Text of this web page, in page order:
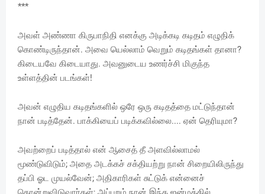
***
அவள் அண்ணா கிருபாநிதி எனக்கு அடிக்கடி கடிதம் எழுதிக்
கொண்டிருந்தான். அவை யெல்லாம் வெறும் கடிதங்கள் தானா?
கிடையவே கிடையாது. அவனுடைய உணர்ச்சி மிகுந்த
உள்ளத்தின் படங்கள்!
அவன் எழுதிய கடிதங்களில் ஒரே ஒரு கடிதத்தை மட்டுந்தான்
நான் படித்தேன். பாக்கியைப் படிக்கவில்லை.... ஏன் தெரியுமா?
அவற்றைப் படித்தால் என் ஆசைத் தீ அளவில்லாமல்
மூண்டுவிடும்; அதை அடக்கச் சக்தியற்று நான் சிறையிலிருந்து
தப்பி ஓட முயல்வேன்; அதிகாரிகள் சுட்டுக் என்னைச்